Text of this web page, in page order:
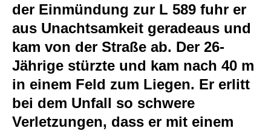
der Einmündung zur L 589 fuhr er
aus Unachtsamkeit geradeaus und
kam von der Straße ab. Der 26-
Jährige stürzte und kam nach 40 m
in einem Feld zum Liegen. Er erlitt
bei dem Unfall so schwere
Verletzungen, dass er mit einem